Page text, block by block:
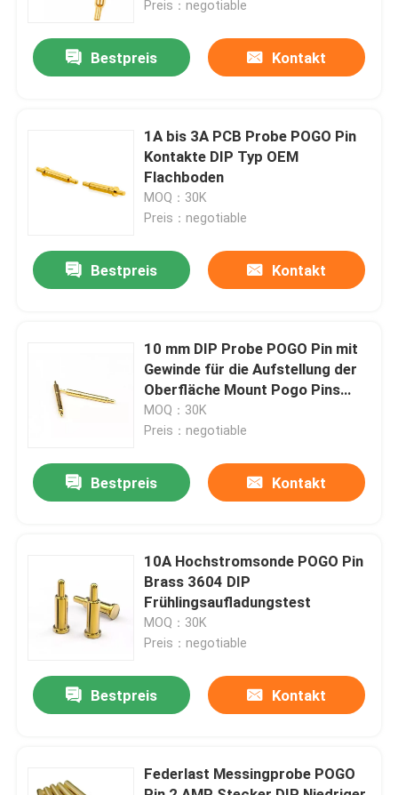
Haus
Über uns
Qualitätskontrolle
Treten Sie mit uns in Verbindung
Nachrichten
Fälle
Sonde Pogo Pin
Preis：negotiable
Bestpreis Kontakt
1A bis 3A PCB Probe POGO Pin
Kontakte DIP Typ OEM
Flachboden
MOQ：30K
Preis：negotiable
Bestpreis Kontakt
10 mm DIP Probe POGO Pin mit
Gewinde für die Aufstellung der
Oberfläche Mount Pogo Pins
Flammschutz
MOQ：30K
Preis：negotiable
Bestpreis Kontakt
10A Hochstromsonde POGO Pin
Brass 3604 DIP
Frühlingsaufladungstest
MOQ：30K
Preis：negotiable
Bestpreis Kontakt
Federlast Messingprobe POGO